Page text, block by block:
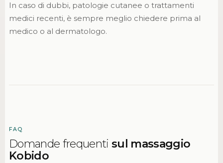
In caso di dubbi, patologie cutanee o trattamenti
medici recenti, è sempre meglio chiedere prima al
medico o al dermatologo.
FAQ
Domande frequentisul massaggio
Kobido